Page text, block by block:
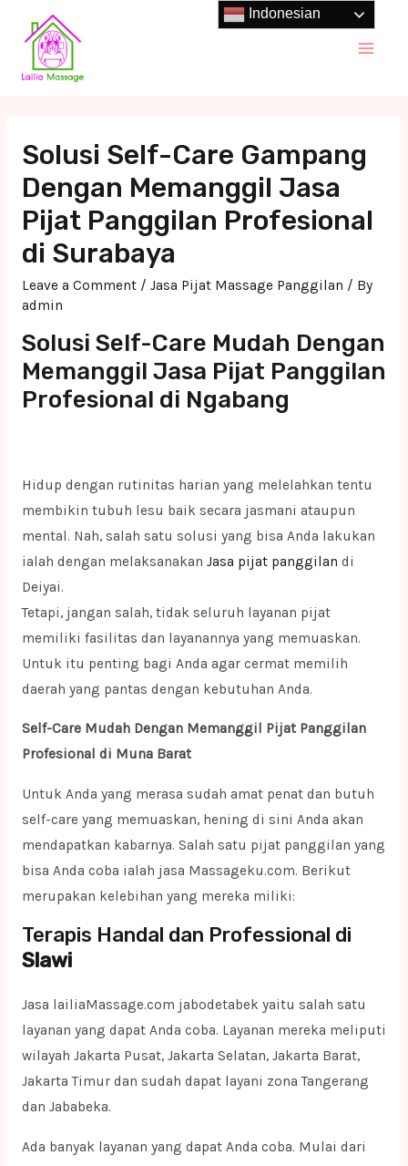
content
Solusi Self-Care Gampang
Dengan Memanggil Jasa
Pijat Panggilan Profesional
di Surabaya
Leave a Comment / Jasa Pijat Massage Panggilan / By
admin
Solusi Self-Care Mudah Dengan
Memanggil Jasa Pijat Panggilan
Profesional di Ngabang
Hidup dengan rutinitas harian yang melelahkan tentu
membikin tubuh lesu baik secara jasmani ataupun
mental. Nah, salah satu solusi yang bisa Anda lakukan
ialah dengan melaksanakan Jasa pijat panggilan di
Deiyai.
Tetapi, jangan salah, tidak seluruh layanan pijat
memiliki fasilitas dan layanannya yang memuaskan.
Untuk itu penting bagi Anda agar cermat memilih
daerah yang pantas dengan kebutuhan Anda.
Self-Care Mudah Dengan Memanggil Pijat Panggilan
Profesional di Muna Barat
Untuk Anda yang merasa sudah amat penat dan butuh
self-care yang memuaskan, hening di sini Anda akan
mendapatkan kabarnya. Salah satu pijat panggilan yang
bisa Anda coba ialah jasa Massageku.com. Berikut
merupakan kelebihan yang mereka miliki:
Terapis Handal dan Professional di
Slawi
Jasa lailiaMassage.com jabodetabek yaitu salah satu
layanan yang dapat Anda coba. Layanan mereka meliputi
wilayah Jakarta Pusat, Jakarta Selatan, Jakarta Barat,
Jakarta Timur dan sudah dapat layani zona Tangerang
dan Jababeka.
Ada banyak layanan yang dapat Anda coba. Mulai dari
Indonesian